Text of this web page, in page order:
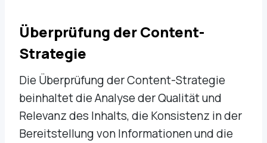
Überprüfung der Content-
Strategie
Die Überprüfung der Content-Strategie
beinhaltet die Analyse der Qualität und
Relevanz des Inhalts, die Konsistenz in der
Bereitstellung von Informationen und die